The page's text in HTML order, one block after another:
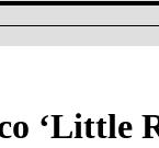
‘Little